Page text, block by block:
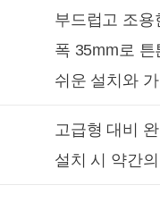
부드럽고 조용
폭 35mm로 튼
쉬운 설치와
고급형 대비
설치 시 약간